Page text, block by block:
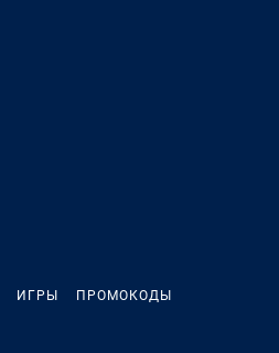
ИГРЫ ПРОМОКОДЫ